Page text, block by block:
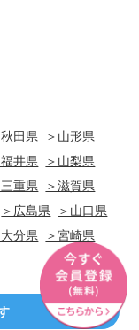
秋田県
＞山形県
福井県
＞山梨県
三重県
＞滋賀県
＞広島県
＞山口県
大分県
＞宮崎県